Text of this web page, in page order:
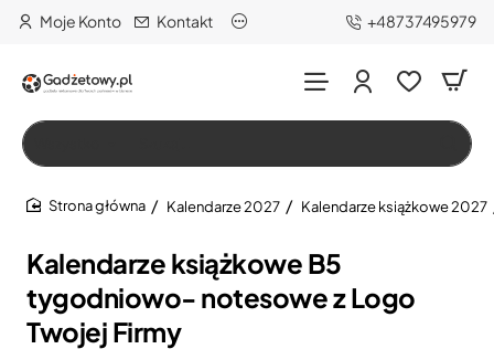
Moje Konto Kontakt +48737495979
Szukaj…
Kalendarze 2027 Kalendarze książkowe 2027
Kalendarze książkowe B5
tygodniowo- notesowe z Logo
Twojej Firmy